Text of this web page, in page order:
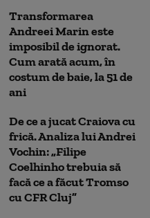
Transformarea
Andreei Marin este
imposibil de ignorat.
Cum arată acum, în
costum de baie, la 51 de
ani
De ce a jucat Craiova cu
frică. Analiza lui Andrei
Vochin: „Filipe
Coelhinho trebuia să
facă ce a făcut Tromso
cu CFR Cluj”